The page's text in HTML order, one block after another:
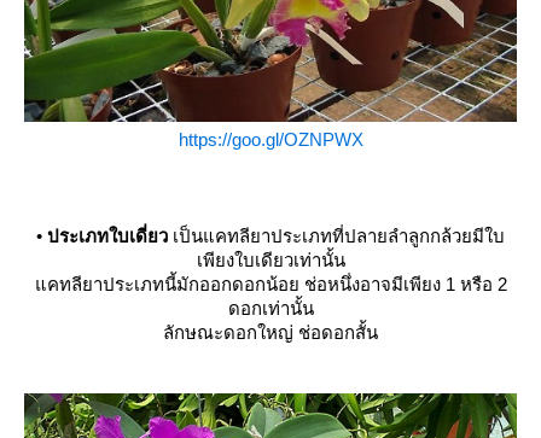
https://goo.gl/OZNPWX
• ประเภทใบเดี่ยว เป็นแคทลียาประเภทที่ปลายลำลูกกล้วยมีใบ
เพียงใบเดียวเท่านั้น
คทลียาประเภทนี้มักออกดอกน้อย ช่อหนึ่งอาจมีเพียง 1 หรือ 2
ดอกเท่านั้น
ลักษณะดอกใหญ่ ช่อดอกสั้น